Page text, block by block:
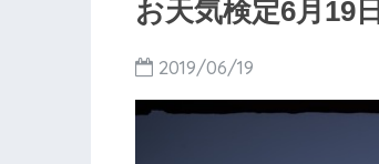
お天気検定6月19日
2019/06/19